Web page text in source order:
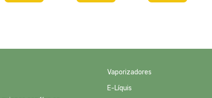
Vaporizadores
E-Líquis